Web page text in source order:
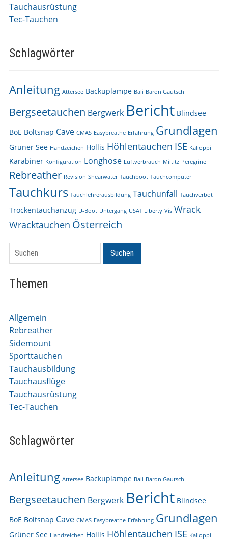
Tauchausrüstung
Tec-Tauchen
Schlagwörter
Anleitung Attersee Backuplampe Bali Baron Gautsch
Bergseetauchen Bergwerk Bericht Blindsee
BoE Boltsnap Cave CMAS Easybreathe Erfahrung Grundlagen
Grüner See Handzeichen Hollis Höhlentauchen ISE Kalioppi
Karabiner Konfiguration Longhose Luftverbrauch Miltitz Peregrine
Rebreather Revision Shearwater Tauchboot Tauchcomputer
Tauchkurs Tauchlehrerausbildung Tauchunfall Tauchverbot
Trockentauchanzug U-Boot Untergang USAT Liberty Vis Wrack
Wracktauchen Österreich
Suchen Suchen
Themen
Allgemein
Rebreather
Sidemount
Sporttauchen
Tauchausbildung
Tauchausflüge
Tauchausrüstung
Tec-Tauchen
Schlagwörter
Anleitung Attersee Backuplampe Bali Baron Gautsch
Bergseetauchen Bergwerk Bericht Blindsee
BoE Boltsnap Cave CMAS Easybreathe Erfahrung Grundlagen
Grüner See Handzeichen Hollis Höhlentauchen ISE Kalioppi